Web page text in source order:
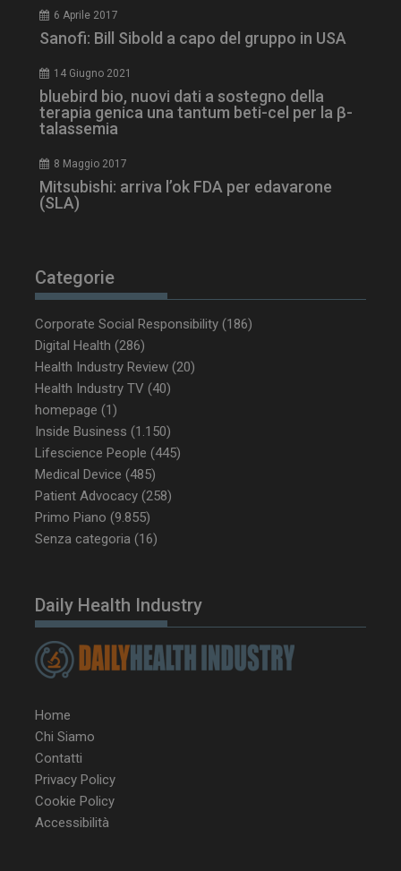
6 Aprile 2017
Sanofi: Bill Sibold a capo del gruppo in USA
14 Giugno 2021
bluebird bio, nuovi dati a sostegno della
terapia genica una tantum beti-cel per la β-
talassemia
8 Maggio 2017
Mitsubishi: arriva l’ok FDA per edavarone
(SLA)
Categorie
Corporate Social Responsibility (186)
Digital Health (286)
Health Industry Review (20)
Health Industry TV (40)
homepage (1)
Inside Business (1.150)
Lifescience People (445)
Medical Device (485)
Patient Advocacy (258)
Primo Piano (9.855)
Senza categoria (16)
Daily Health Industry
Home
Chi Siamo
Contatti
Privacy Policy
Cookie Policy
Accessibilità
_ga_Z2VT792F98
tracking-sites-
ironfish-tracking-
enable
CookieScriptConsent
NOME
__Secure-ROLLOUT_TOKEN